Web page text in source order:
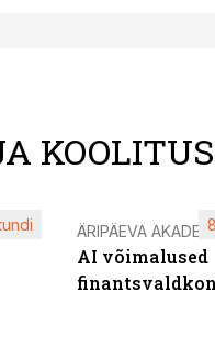
ÄRIPÄEVA
AI võimalused